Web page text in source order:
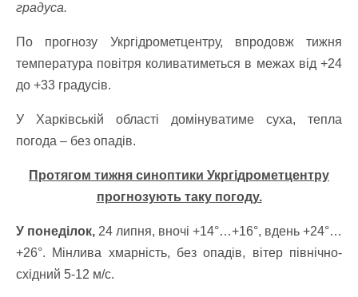
градуса.
По прогнозу Укргідрометцентру, впродовж тижня
температура повітря коливатиметься в межах від +24
до +33 градусів.
У Харківській області домінуватиме суха, тепла
погода – без опадів.
Протягом тижня синоптики Укргідрометцентру
прогнозують таку погоду.
У понеділок, 24 липня, вночі +14°…+16°, вдень +24°…
+26°. Мінлива хмарність, без опадів, вітер північно-
східний 5-12 м/с.